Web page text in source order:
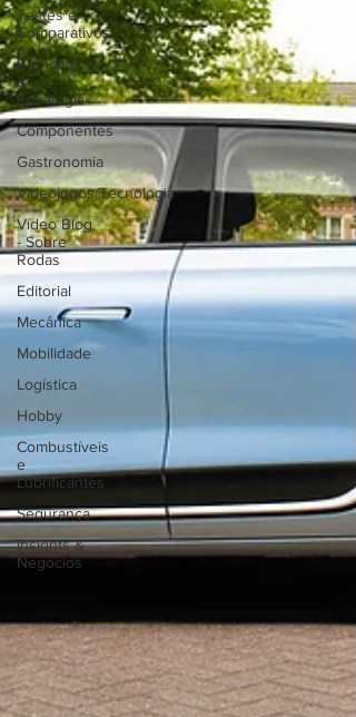
Testes e
Comparativos
Branding
&
Estratégia
Componentes
Gastronomia
Videojogos/Tecnologia
Vídeo Blog
- Sobre
Rodas
Editorial
Mecânica
Mobilidade
Logística
Hobby
Combustíveis
e
Lubrificantes
Segurança
Insights &
Negócios